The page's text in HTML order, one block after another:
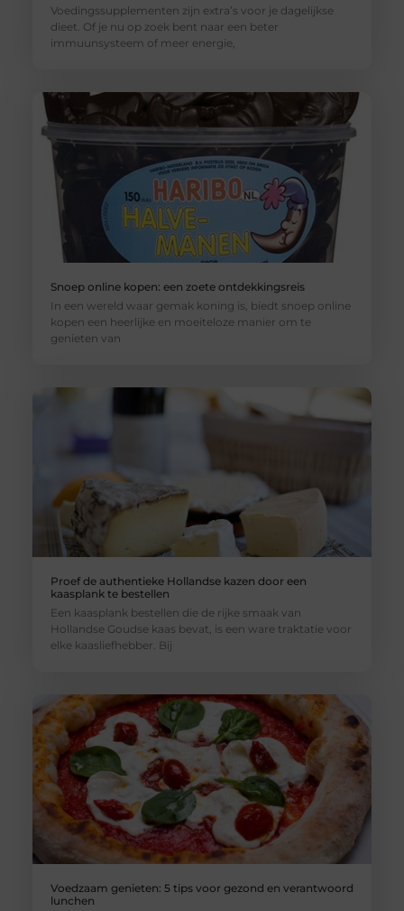
Voedingssupplementen zijn extra’s voor je dagelijkse
dieet. Of je nu op zoek bent naar een beter
immuunsysteem of meer energie,
Snoep online kopen: een zoete ontdekkingsreis
In een wereld waar gemak koning is, biedt snoep online
kopen een heerlijke en moeiteloze manier om te
genieten van
Proef de authentieke Hollandse kazen door een
kaasplank te bestellen
Een kaasplank bestellen die de rijke smaak van
Hollandse Goudse kaas bevat, is een ware traktatie voor
elke kaasliefhebber. Bij
Voedzaam genieten: 5 tips voor gezond en verantwoord
lunchen